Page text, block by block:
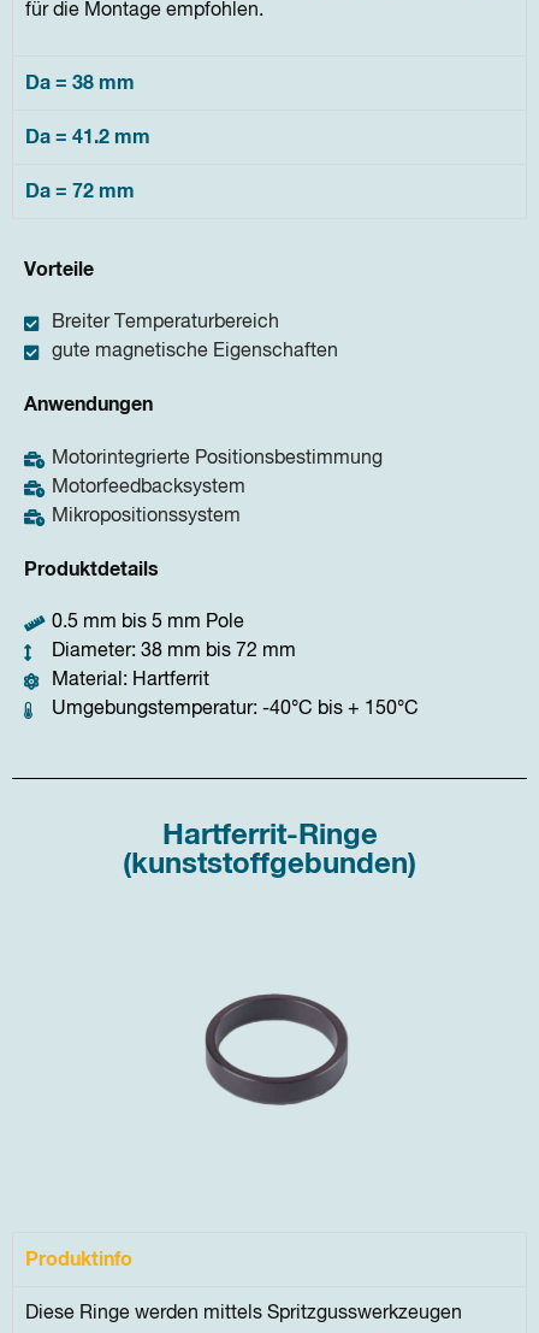
für die Montage empfohlen.
Da = 38 mm
Da = 41.2 mm
Da = 72 mm
Vorteile
Breiter Temperaturbereich
gute magnetische Eigenschaften
Anwendungen
Motorintegrierte Positionsbestimmung
Motorfeedbacksystem
Mikropositionssystem
Produktdetails
0.5 mm bis 5 mm Pole
Diameter: 38 mm bis 72 mm
Material: Hartferrit
Umgebungstemperatur: -40°C bis + 150°C
Hartferrit-Ringe
(kunststoffgebunden)
Produktinfo
Diese Ringe werden mittels Spritzgusswerkzeugen